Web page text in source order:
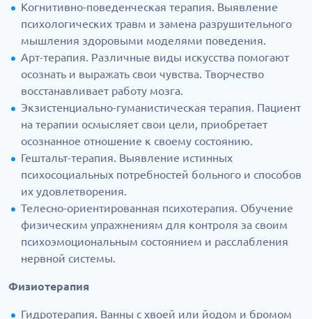
Когнитивно-поведенческая терапия. Выявление
психологических травм и замена разрушительного
мышления здоровыми моделями поведения.
Арт-терапия. Различные виды искусства помогают
осознать и выражать свои чувства. Творчество
восстанавливает работу мозга.
Экзистенциально-гуманистическая терапия. Пациент
на терапии осмысляет свои цели, приобретает
осознанное отношение к своему состоянию.
Гештальт-терапия. Выявление истинных
психосоциальных потребностей больного и способов
их удовлетворения.
Телесно-ориентированная психотерапия. Обучение
физическим упражнениям для контроля за своим
психоэмоциональным состоянием и расслабления
нервной системы.
Физиотерапия
Гидротерапия. Ванны с хвоей или йодом и бромом